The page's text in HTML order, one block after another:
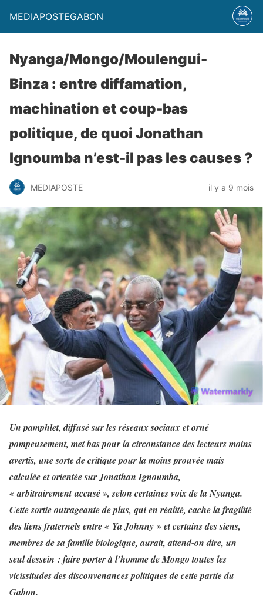
MEDIAPOSTEGABON
Nyanga/Mongo/Moulengui-
Binza : entre diffamation,
machination et coup-bas
politique, de quoi Jonathan
Ignoumba n’est-il pas les causes ?
MEDIAPOSTE il y a 9 mois
Un pamphlet, diffusé sur les réseaux sociaux et orné
pompeusement, met bas pour la circonstance des lecteurs moins
avertis, une sorte de critique pour la moins prouvée mais
calculée et orientée sur Jonathan Ignoumba,
« arbitrairement accusé », selon certaines voix de la Nyanga.
Cette sortie outrageante de plus, qui en réalité, cache la fragilité
des liens fraternels entre « Ya Johnny » et certains des siens,
membres de sa famille biologique, aurait, attend-on dire, un
seul dessein : faire porter à l’homme de Mongo toutes les
vicissitudes des disconvenances politiques de cette partie du
Gabon.